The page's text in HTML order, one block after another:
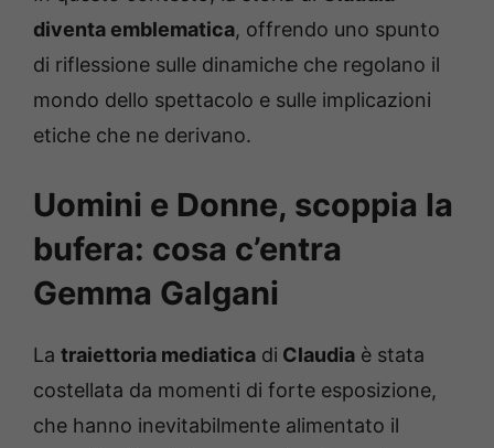
diventa emblematica, offrendo uno spunto
di riflessione sulle dinamiche che regolano il
mondo dello spettacolo e sulle implicazioni
etiche che ne derivano.
Uomini e Donne, scoppia la
bufera: cosa c’entra
Gemma Galgani
La traiettoria mediatica di Claudia è stata
costellata da momenti di forte esposizione,
che hanno inevitabilmente alimentato il